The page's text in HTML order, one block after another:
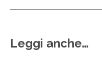
Leggi anche…